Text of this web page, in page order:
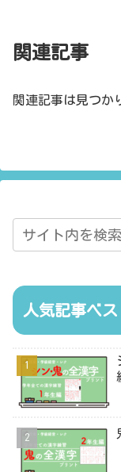
関連記事
関連記事は見つか
人気記事ベス